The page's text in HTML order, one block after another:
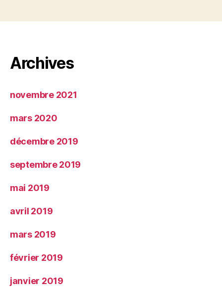
Archives
novembre 2021
mars 2020
décembre 2019
septembre 2019
mai 2019
avril 2019
mars 2019
février 2019
janvier 2019